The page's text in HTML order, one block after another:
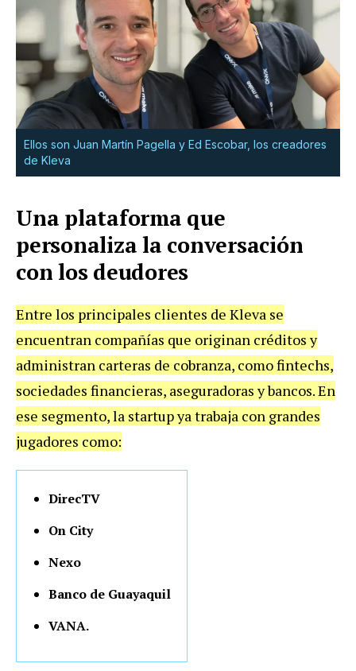
Ellos son Juan Martín Pagella y Ed Escobar, los creadores
de Kleva
Una plataforma que
personaliza la conversación
con los deudores
Entre los principales clientes de Kleva se
encuentran compañías que originan créditos y
administran carteras de cobranza, como fintechs,
sociedades financieras, aseguradoras y bancos. En
ese segmento, la startup ya trabaja con grandes
jugadores como:
DirecTV
On City
Nexo
Banco de Guayaquil
VANA.